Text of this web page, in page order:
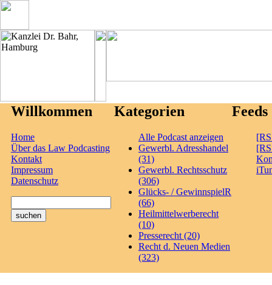
Willkommen
Home
Über das Law Podcasting
Kontakt
Impressum
Datenschutz
Kategorien
Alle Podcast anzeigen
Gewerbl. Adresshandel
(31)
Gewerbl. Rechtsschutz
(306)
Glücks- / GewinnspielR
(66)
Heilmittelwerberecht
(10)
Presserecht (20)
Recht d. Neuen Medien
(323)
Feeds